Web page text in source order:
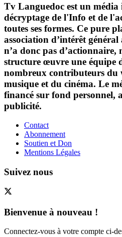
Tv Languedoc est un média
décryptage de l'Info et de
toutes ses formes. Ce pure
association d’intérêt
n’a donc pas d’actionnaire,
structure œuvre une équipe
nombreux contributeurs du
musique et du cinéma. Le
financé sur fond personnel,
publicité.
Contact
Abonnement
Soutien et Don
Mentions Légales
Suivez nous
Bienvenue à nouveau !
Connectez-vous à votre compte ci-